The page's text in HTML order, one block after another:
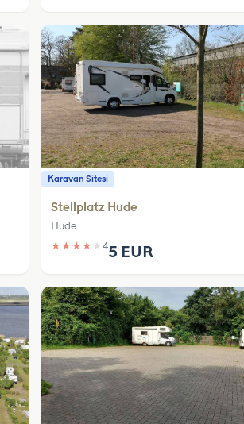
Karavan Sitesi
Stellplatz Hude
Hude
★ ★ ★ ★ ★45 EUR